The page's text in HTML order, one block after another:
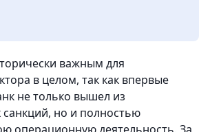
важным для
в целом, так как впервые
не только вышел из
но и полностью